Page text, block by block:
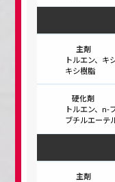
トルエン、キ
キシ樹脂
トルエン、n-
ブチルエーテ